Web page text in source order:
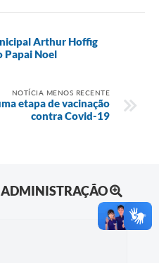
Arthur Hoffig
Papai Noel
NOTÍCIA MENOS RECENTE
etapa de vacinação
contra Covid-19
ADMINISTRAÇÃO